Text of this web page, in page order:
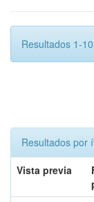
Resultados 1-
Resultados por
Vista previa